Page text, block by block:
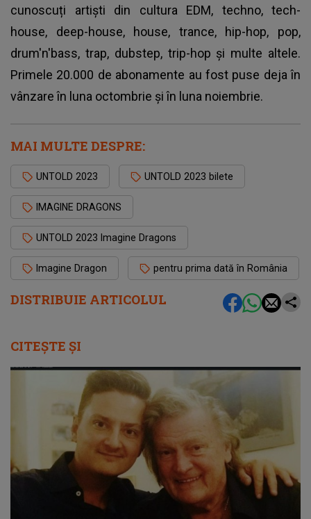
DISTRIBUIE ARTICOLUL
cunoscuți artiști din cultura EDM, techno, tech-
house, deep-house, house, trance, hip-hop, pop,
drum'n'bass, trap, dubstep, trip-hop și multe altele.
Primele 20.000 de abonamente au fost puse deja în
vânzare în luna octombrie şi în luna noiembrie.
MAI MULTE DESPRE:
UNTOLD 2023 UNTOLD 2023 bilete
IMAGINE DRAGONS
UNTOLD 2023 Imagine Dragons
Imagine Dragon pentru prima dată în România
CITEȘTE ȘI